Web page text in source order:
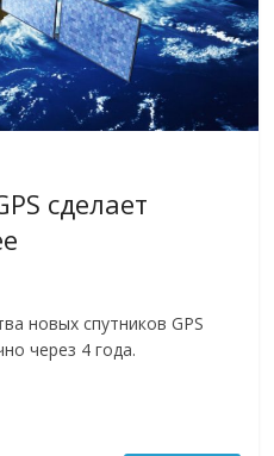
сделает
новых спутников GPS
через 4 года.